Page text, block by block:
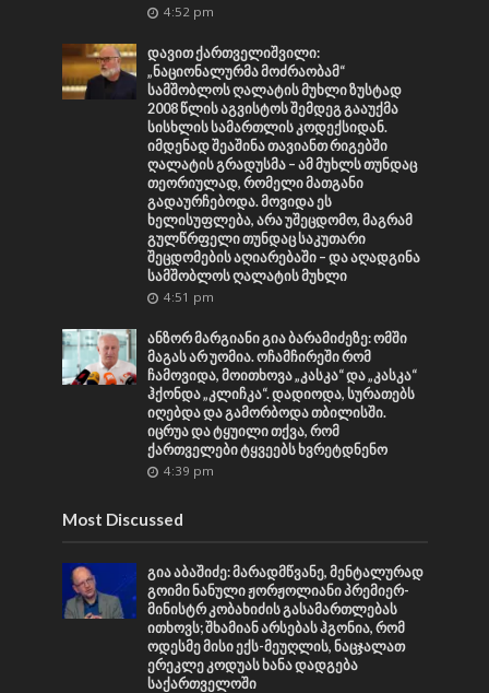
4:52 pm
დავით ქართველიშვილი:
„ნაციონალურმა მოძრაობამ“
სამშობლოს ღალატის მუხლი ზუსტად
2008 წლის აგვისტოს შემდეგ გააუქმა
სისხლის სამართლის კოდექსიდან.
იმდენად შეაშინა თავიანთ რიგებში
ღალატის გრადუსმა – ამ მუხლს თუნდაც
თეორიულად, რომელი მათგანი
გადაურჩებოდა. მოვიდა ეს
ხელისუფლება, არა უშეცდომო, მაგრამ
გულწრფელი თუნდაც საკუთარი
შეცდომების აღიარებაში – და აღადგინა
სამშობლოს ღალატის მუხლი
4:51 pm
ანზორ მარგიანი გია ბარამიძეზე: ომში
მაგას არ უომია. ოჩამჩირეში რომ
ჩამოვიდა, მოითხოვა „კასკა“ და „კასკა“
ჰქონდა „კლიჩკა“. დადიოდა, სურათებს
იღებდა და გამორბოდა თბილისში.
იცრუა და ტყუილი თქვა, რომ
ქართველები ტყვეებს ხვრეტდნენო
4:39 pm
Most Discussed
გია აბაშიძე: მარადმწვანე, მენტალურად
გოიმი ნანული ჟორჟოლიანი პრემიერ-
მინისტრ კობახიძის გასამართლებას
ითხოვს; შხამიან არსებას ჰგონია, რომ
ოდესმე მისი ექს-მეუღლის, ნაცჯალათ
ერეკლე კოდუას ხანა დადგება
საქართველოში